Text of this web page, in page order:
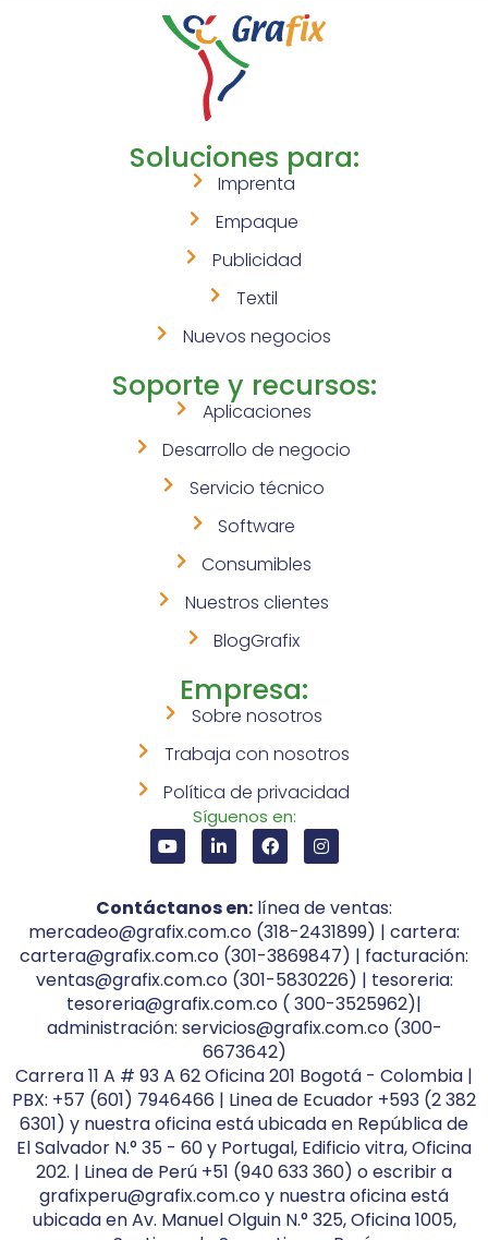
Soluciones para:
Imprenta
Empaque
Publicidad
Textil
Nuevos negocios
Soporte y recursos:
Aplicaciones
Desarrollo de negocio
Servicio técnico
Software
Consumibles
Nuestros clientes
BlogGrafix
Empresa:
Sobre nosotros
Trabaja con nosotros
Política de privacidad
Síguenos en:
Contáctanos en: línea de ventas:
mercadeo@grafix.com.co (318-2431899) | cartera:
cartera@grafix.com.co (301-3869847) | facturación:
ventas@grafix.com.co (301-5830226) | tesoreria:
tesoreria@grafix.com.co ( 300-3525962)|
administración: servicios@grafix.com.co (300-
6673642)
Carrera 11 A # 93 A 62 Oficina 201 Bogotá - Colombia |
PBX: +57 (601) 7946466 | Linea de Ecuador +593 (2 382
6301) y nuestra oficina está ubicada en República de
El Salvador N.° 35 - 60 y Portugal, Edificio vitra, Oficina
202. | Linea de Perú +51 (940 633 360) o escribir a
grafixperu@grafix.com.co y nuestra oficina está
ubicada en Av. Manuel Olguin N.° 325, Oficina 1005,